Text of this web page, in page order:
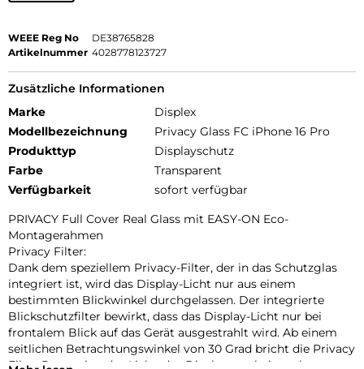
WEEE Reg No
DE38765828
Artikelnummer 4028778123727
Zusätzliche Informationen
Marke
Displex
Modellbezeichnung
Privacy Glass FC iPhone 16 Pro
Produkttyp
Displayschutz
Farbe
Transparent
Verfügbarkeit
sofort verfügbar
PRIVACY Full Cover Real Glass mit EASY-ON Eco-
Montagerahmen
Privacy Filter:
Dank dem speziellem Privacy-Filter, der in das Schutzglas
integriert ist, wird das Display-Licht nur aus einem
bestimmten Blickwinkel durchgelassen. Der integrierte
Blickschutzfilter bewirkt, dass das Display-Licht nur bei
frontalem Blick auf das Gerät ausgestrahlt wird. Ab einem
seitlichen Betrachtungswinkel von 30 Grad bricht die Privacy
Filter Protection das Licht, das Display erscheint schwarz.